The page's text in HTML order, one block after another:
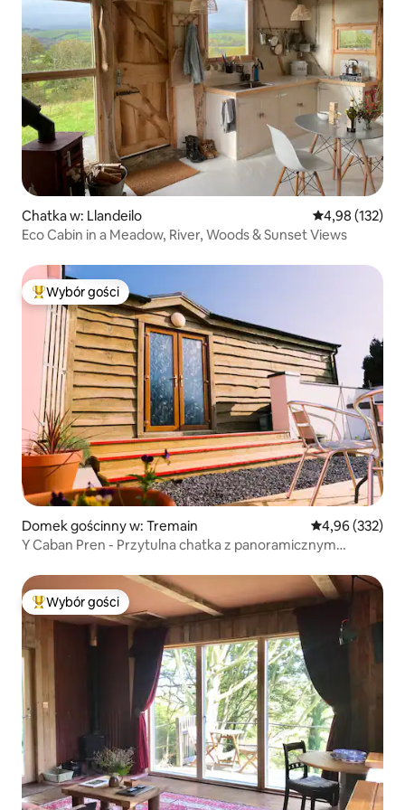
Chatka w: Llandeilo Średnia
4,98 (132)
Eco Cabin in a Meadow, River, Woods & Sunset Views
Najpopularniejsze z kategorii Wybór gości
Wybór gości
Domek gościnny w: Tremain Średnia
4,96 (332)
Y Caban Pren - Przytulna chatka z panoramicznym
Najpopularniejsze z kategorii Wybór gości
Wybór gości